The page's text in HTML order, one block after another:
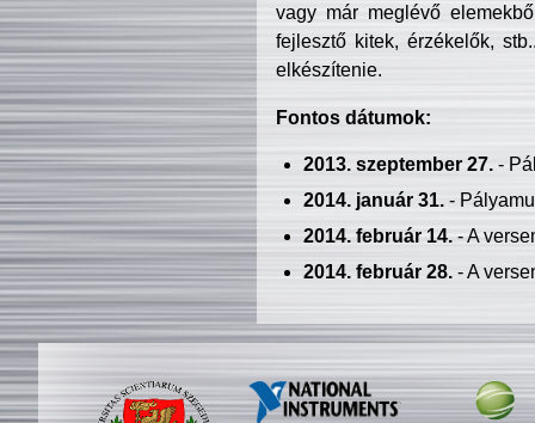
vagy már meglévő
fejlesztő kitek, érzékelők,
elkészítenie.
Fontos dátumok:
2013. szeptember 27.-
2014. január 31.-
2014. február 14.- A
2014. február 28.- A